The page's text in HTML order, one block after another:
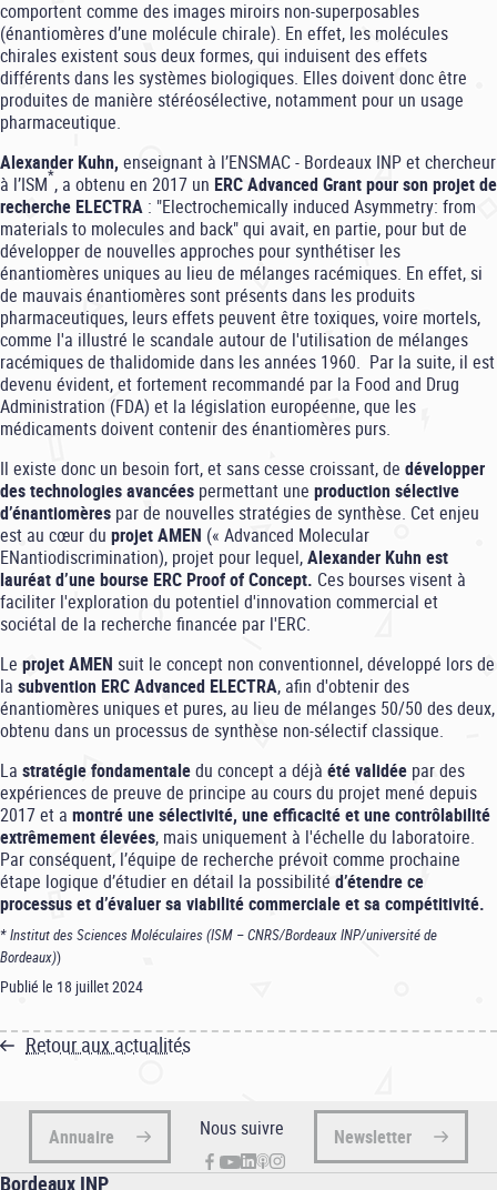
comportent comme des images miroirs non-superposables
(énantiomères d’une molécule chirale). En effet, les molécules
chirales existent sous deux formes, qui induisent des effets
différents dans les systèmes biologiques. Elles doivent donc être
produites de manière stéréosélective, notamment pour un usage
pharmaceutique.
Alexander Kuhn, enseignant à l’ENSMAC - Bordeaux INP et chercheur
à l’ISM*, a obtenu en 2017 un ERC Advanced Grant pour son projet de
recherche ELECTRA : "Electrochemically induced Asymmetry: from
materials to molecules and back" qui avait, en partie, pour but de
développer de nouvelles approches pour synthétiser les
énantiomères uniques au lieu de mélanges racémiques. En effet, si
de mauvais énantiomères sont présents dans les produits
pharmaceutiques, leurs effets peuvent être toxiques, voire mortels,
comme l'a illustré le scandale autour de l'utilisation de mélanges
racémiques de thalidomide dans les années 1960. Par la suite, il est
devenu évident, et fortement recommandé par la Food and Drug
Administration (FDA) et la législation européenne, que les
médicaments doivent contenir des énantiomères purs.
Il existe donc un besoin fort, et sans cesse croissant, de développer
des technologies avancées permettant une production sélective
d’énantiomères par de nouvelles stratégies de synthèse. Cet enjeu
est au cœur du projet AMEN (« Advanced Molecular
ENantiodiscrimination), projet pour lequel,Alexander Kuhn est
lauréat d’une bourse ERC Proof of Concept. Ces bourses visent à
faciliter l'exploration du potentiel d'innovation commercial et
sociétal de la recherche financée par l'ERC.
Le projet AMEN suit le concept non conventionnel, développé lors de
la subvention ERC Advanced ELECTRA, afin d'obtenir des
énantiomères uniques et pures, au lieu de mélanges 50/50 des deux,
obtenu dans un processus de synthèse non-sélectif classique.
La stratégie fondamentaledu concept a déjà été validée par des
expériences de preuve de principe au cours du projet mené depuis
2017 et a montré une sélectivité, une efficacité et une contrôlabilité
extrêmement élevées, mais uniquement à l'échelle du laboratoire.
Par conséquent, l’équipe de recherche prévoit comme prochaine
étape logique d’étudier en détail la possibilité d’étendre ce
processus et d’évaluer sa viabilité commerciale et sa compétitivité.
* Institut des Sciences Moléculaires (ISM – CNRS/Bordeaux INP/université de
Bordeaux))
Publié le 18 juillet 2024
Retour aux actualités
Annuaire Nous suivre Newsletter
Bordeaux INP